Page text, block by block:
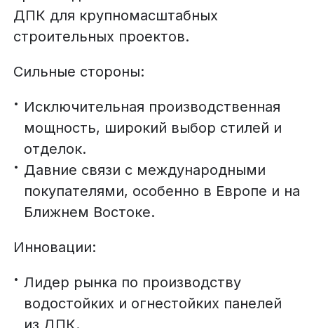
ДПК для крупномасштабных
строительных проектов.
Сильные стороны:
Исключительная производственная
мощность, широкий выбор стилей и
отделок.
Давние связи с международными
покупателями, особенно в Европе и на
Ближнем Востоке.
Инновации:
Лидер рынка по производству
водостойких и огнестойких панелей